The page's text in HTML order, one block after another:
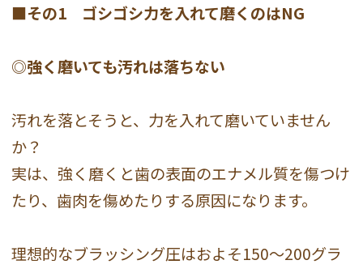
■その1 ゴシゴシ力を入れて磨くのはNG
◎強く磨いても汚れは落ちない
汚れを落とそうと、力を入れて磨いていません
か？
実は、強く磨くと歯の表面のエナメル質を傷つけ
たり、歯肉を傷めたりする原因になります。
理想的なブラッシング圧はおよそ150～200グラ